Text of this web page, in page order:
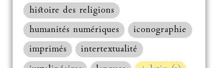
histoire des religions
humanités numériques
iconographie
imprimés
intertextualité